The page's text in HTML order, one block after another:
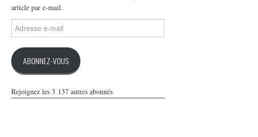
article par e-mail.
Adresse
e-
ABONNEZ-VOUS
Rejoignez les 3 137 autres abonnés